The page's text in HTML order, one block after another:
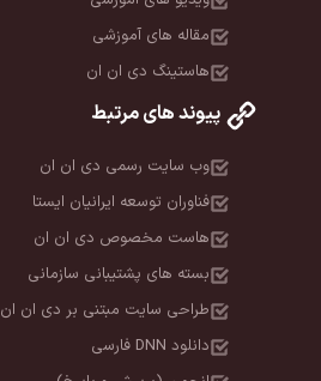
مقاله های آموزشی
هاستینگ دی ان ان
پیوند های مرتبط
وب سایت رسمی دی ان ان
فناوران توسعه ایرانیان ایستا
هاست مخصوص دی ان ان
بسته های پشتیبانی سازمانی
طراحی سایت مبتنی بر دی ان ان
دانلود DNN فارسی